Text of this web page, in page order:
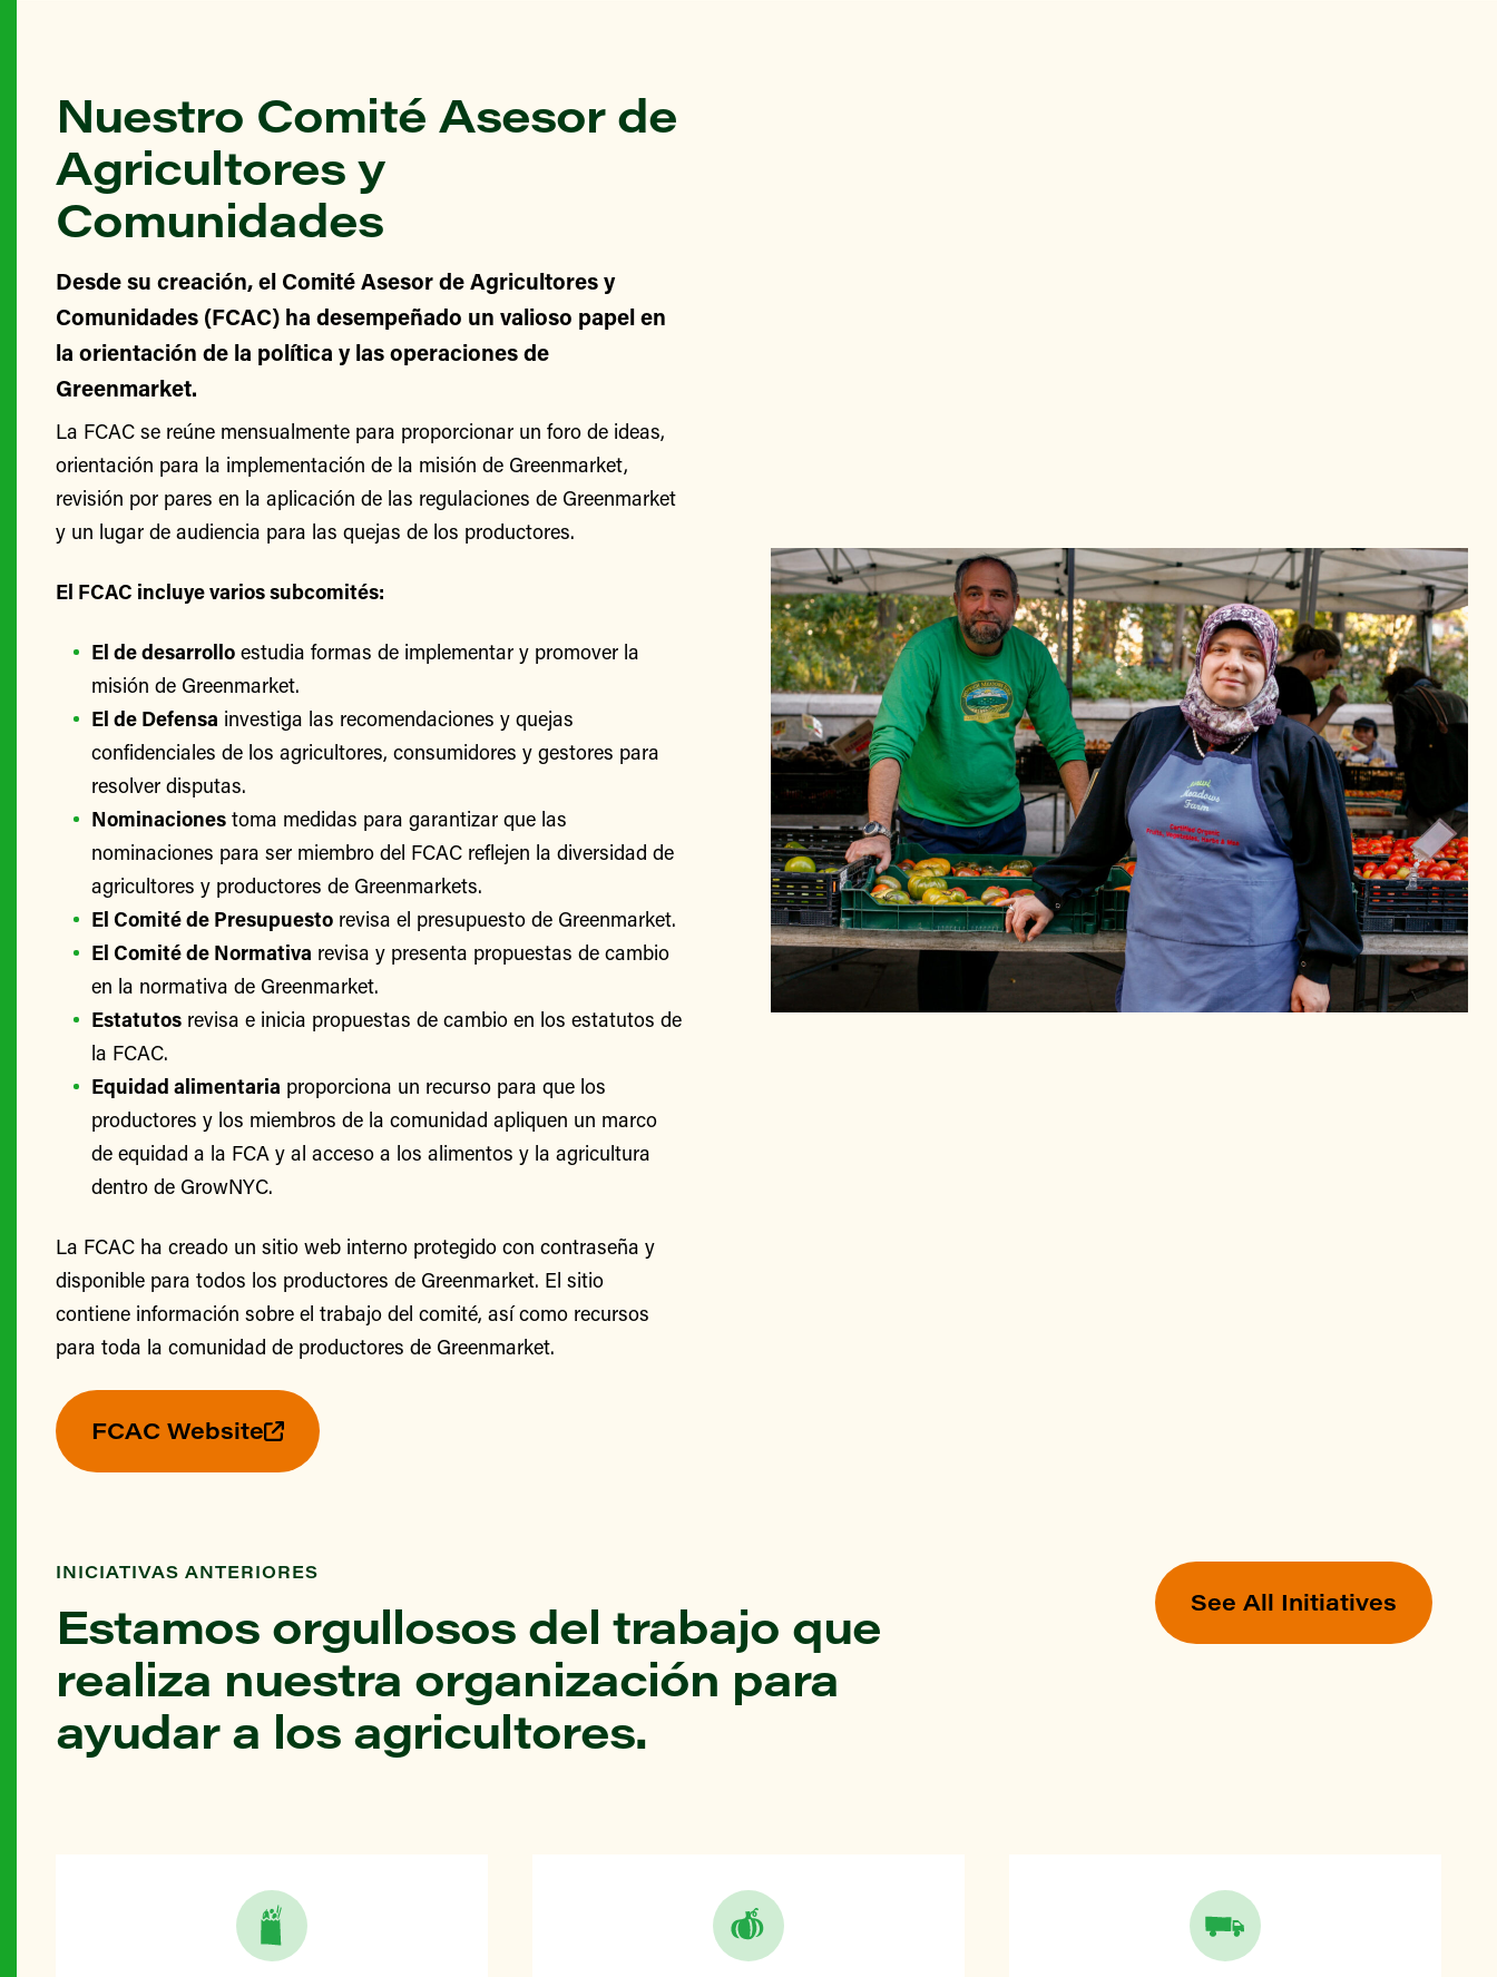
Nuestro Comité Asesor de
Agricultores y
Comunidades
Desde su creación, el Comité Asesor de Agricultores y
Comunidades (FCAC) ha desempeñado un valioso papel en
la orientación de la política y las operaciones de
Greenmarket.
La FCAC se reúne mensualmente para proporcionar un foro de ideas,
orientación para la implementación de la misión de Greenmarket,
revisión por pares en la aplicación de las regulaciones de Greenmarket
y un lugar de audiencia para las quejas de los productores.
El FCAC incluye varios subcomités:
El de desarrollo estudia formas de implementar y promover la
misión de Greenmarket.
El de Defensa investiga las recomendaciones y quejas
confidenciales de los agricultores, consumidores y gestores para
resolver disputas.
Nominaciones toma medidas para garantizar que las
nominaciones para ser miembro del FCAC reflejen la diversidad de
agricultores y productores de Greenmarkets.
El Comité de Presupuesto revisa el presupuesto de Greenmarket.
El Comité de Normativa revisa y presenta propuestas de cambio
en la normativa de Greenmarket.
Estatutos revisa e inicia propuestas de cambio en los estatutos de
la FCAC.
Equidad alimentaria proporciona un recurso para que los
productores y los miembros de la comunidad apliquen un marco
de equidad a la FCA y al acceso a los alimentos y la agricultura
dentro de GrowNYC.
La FCAC ha creado un sitio web interno protegido con contraseña y
disponible para todos los productores de Greenmarket. El sitio
contiene información sobre el trabajo del comité, así como recursos
para toda la comunidad de productores de Greenmarket.
FCAC Website
INICIATIVAS ANTERIORES
Estamos orgullosos del trabajo que
realiza nuestra organización para
ayudar a los agricultores.
See All Initiatives